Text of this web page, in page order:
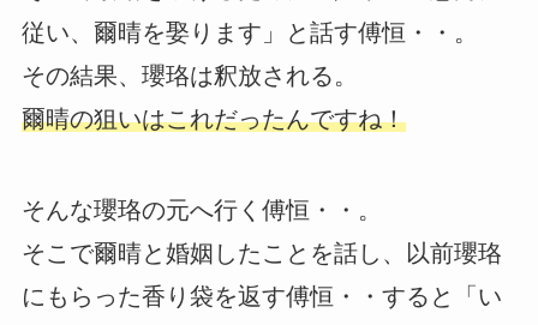
従い、爾晴を娶ります」と話す傅恒・・。
その結果、瓔珞は釈放される。
爾晴の狙いはこれだったんですね！
そんな瓔珞の元へ行く傅恒・・。
そこで爾晴と婚姻したことを話し、以前瓔珞
にもらった香り袋を返す傅恒・・すると「い